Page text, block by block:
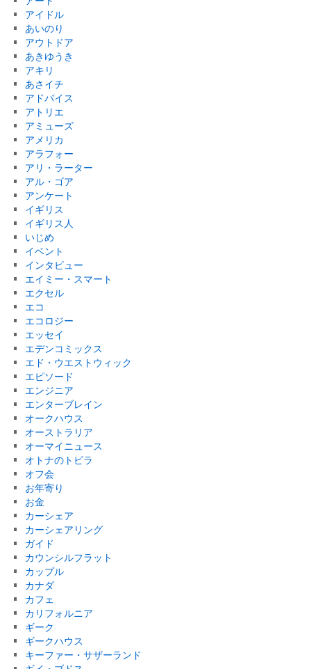
アイドル
あいのり
アウトドア
あきゆうき
アキリ
あさイチ
アドバイス
アトリエ
アミューズ
アメリカ
アラフォー
アリ・ラーター
アル・ゴア
アンケート
イギリス
イギリス人
いじめ
イベント
インタビュー
エイミー・スマート
エクセル
エコ
エコロジー
エッセイ
エデンコミックス
エド・ウエストウィック
エピソード
エンジニア
エンターブレイン
オークハウス
オーストラリア
オーマイニュース
オトナのトビラ
オフ会
お年寄り
お金
カーシェア
カーシェアリング
ガイド
カウンシルフラット
カップル
カナダ
カフェ
カリフォルニア
ギーク
ギークハウス
キーファー・サザーランド